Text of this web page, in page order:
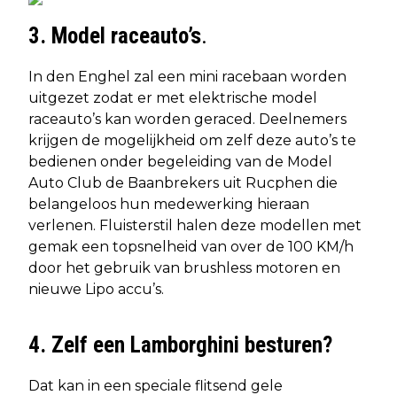
3. Model raceauto’s.
In den Enghel zal een mini racebaan worden
uitgezet zodat er met elektrische model
raceauto’s kan worden geraced. Deelnemers
krijgen de mogelijkheid om zelf deze auto’s te
bedienen onder begeleiding van de Model
Auto Club de Baanbrekers uit Rucphen die
belangeloos hun medewerking hieraan
verlenen. Fluisterstil halen deze modellen met
gemak een topsnelheid van over de 100 KM/h
door het gebruik van brushless motoren en
nieuwe Lipo accu’s.
4. Zelf een Lamborghini besturen?
Dat kan in een speciale flitsend gele